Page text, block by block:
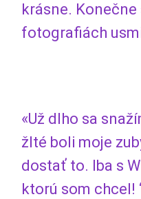
krásne.
fotografiách
«Už dlho sa
žlté boli moje
dostať to. Iba s
ktorú som chcel!